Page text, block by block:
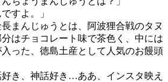
すよ。」
まんじゅうとは、阿波狸合戦のタヌ
はチョコレート味で茶色く、中には
った、徳島土産として人気のお饅頭
き、神話好き…ああ、インスタ映え